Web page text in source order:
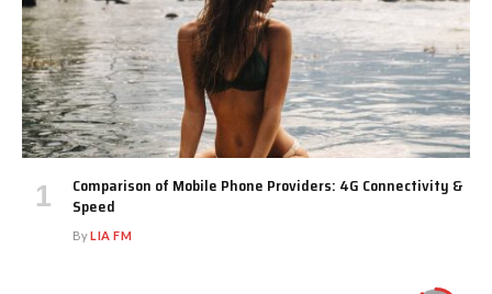
Comparison of Mobile Phone Providers: 4G Connectivity &
Speed
ByLIA FM